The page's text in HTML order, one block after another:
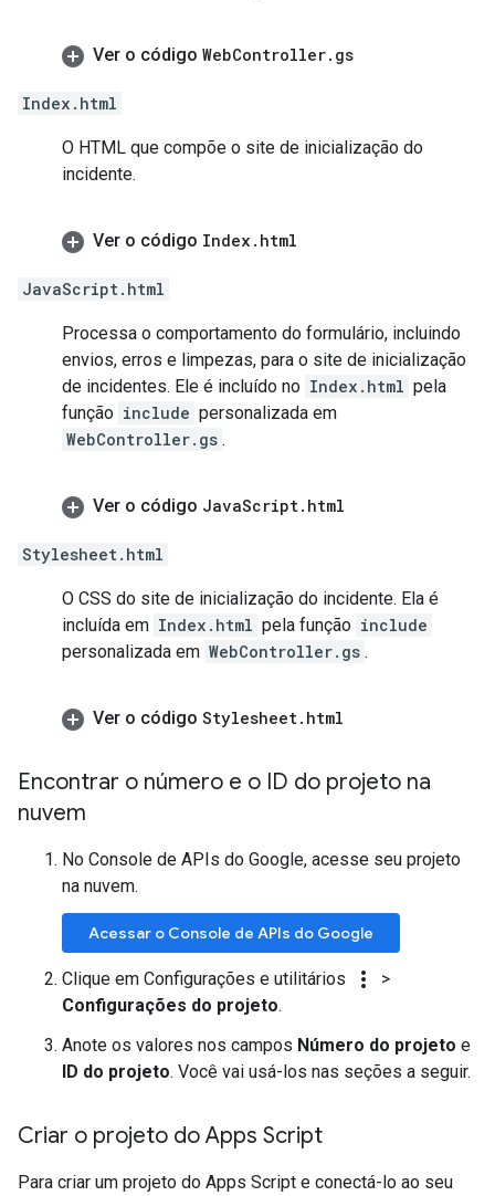
Ver o código WebController. gs
Index.html
O HTML que compõe o site de inicialização do
incidente.
Ver o código Index . html
JavaScript.html
Processa o comportamento do formulário, incluindo
envios, erros e limpezas, para o site de inicialização
de incidentes. Ele é incluído no Index.html pela
função include personalizada em
WebController.gs .
Ver o código JavaScript . html
Stylesheet.html
O CSS do site de inicialização do incidente. Ela é
incluída em Index.html pela função include
personalizada em WebController.gs .
Ver o código Stylesheet . html
Encontrar o número e o ID do projeto na
nuvem
No Console de APIs do Google, acesse seu projeto
na nuvem.
Acessar o Console de APIs do Google
Clique em Configurações e utilitários more_vert
>
Configurações do projeto.
Anote os valores nos campos Número do projeto e
ID do projeto. Você vai usá-los nas seções a seguir.
Criar o projeto do Apps Script
Para criar um projeto do Apps Script e conectá-lo ao seu